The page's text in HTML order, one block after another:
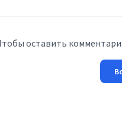
оставить